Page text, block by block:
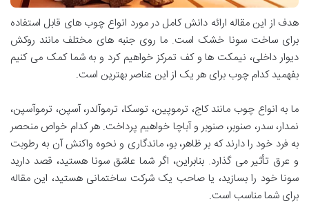
هدف از این مقاله ارائه دانش کامل در مورد انواع چوب های قابل استفاده
برای ساخت سونا خشک است. ما روی جنبه های مختلف مانند روکش
دیوار داخلی، نیمکت ها و کف تمرکز خواهیم کرد و به شما کمک می کنیم
بفهمید کدام چوب برای هر یک از این عناصر بهترین است.
ما به انواع چوب مانند کاج، ترموپین، توسکا، ترموآلدر، آسپن، ترموآسپن،
نمدار، سدر، صنوبر، صنوبر و آباچا خواهیم پرداخت. هر کدام خواص منحصر
به فرد خود را دارند که بر ظاهر، بو، ماندگاری و نحوه واکنش آن به رطوبت
و عرق تأثیر می گذارد. بنابراین، اگر شما عاشق سونا هستید، قصد دارید
سونا خود را بسازید، یا صاحب یک شرکت ساختمانی هستید، این مقاله
برای شما مناسب است.